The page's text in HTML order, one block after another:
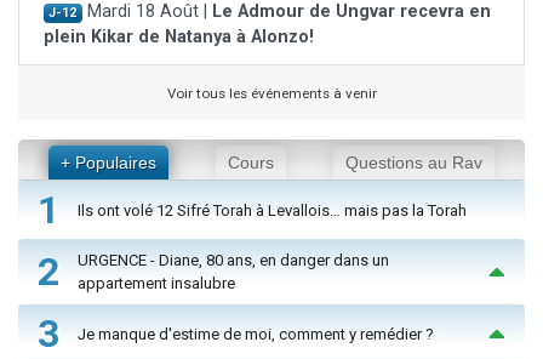
J-12 Mardi 18 Août |
Le Admour de Ungvar recevra en
plein Kikar de Natanya à Alonzo!
Voir tous les événements à venir
+ Populaires Cours Questions au Rav
1 Ils ont volé 12 Sifré Torah à Levallois… mais pas la Torah
2
URGENCE - Diane, 80 ans, en danger dans un
appartement insalubre
3 Je manque d'estime de moi, comment y remédier ?